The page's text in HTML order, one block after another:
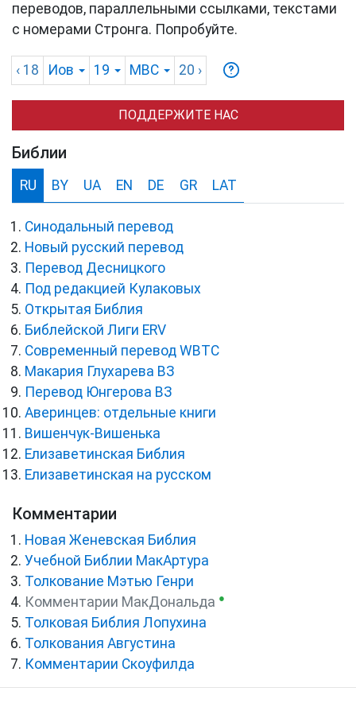
переводов, параллельными ссылками, текстами
с номерами Стронга. Попробуйте.
‹ 18 Иов 19 MBC 20 ›
ПОДДЕРЖИТЕ НАС
Библии
RU BY UA EN DE GR LAT
Синодальный перевод
Новый русский перевод
Перевод Десницкого
Под редакцией Кулаковых
Открытая Библия
Библейской Лиги ERV
Cовременный перевод WBTC
Макария Глухарева ВЗ
Перевод Юнгерова ВЗ
Аверинцев: отдельные книги
Вишенчук-Вишенька
Елизаветинская Библия
Елизаветинская на русском
Комментарии
Новая Женевская Библия
Учебной Библии МакАртура
Толкование Мэтью Генри
Комментарии МакДональда ●
Толковая Библия Лопухина
Толкования Августина
Комментарии Скоуфилда